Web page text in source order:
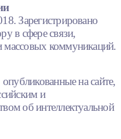
Зарегистрировано
в сфере связи,
коммуникаций.
на сайте,
и
об интеллектуальной